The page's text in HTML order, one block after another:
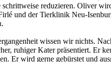
schrittweise reduzieren. Oliver
und der Tierklinik Neu-
wissen wir nichts.
ruhiger Kater präsentiert. Er
Er wird gerne gebürstet und